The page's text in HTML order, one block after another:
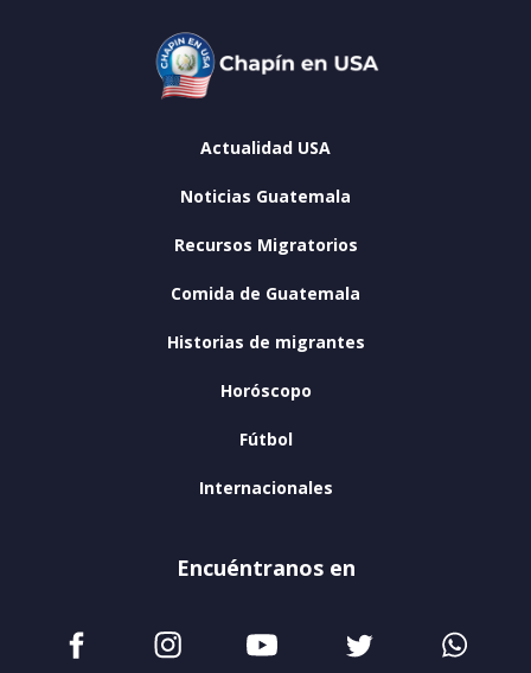
Actualidad USA
Noticias Guatemala
Recursos Migratorios
Comida de Guatemala
Historias de migrantes
Horóscopo
Fútbol
Internacionales
Encuéntranos en